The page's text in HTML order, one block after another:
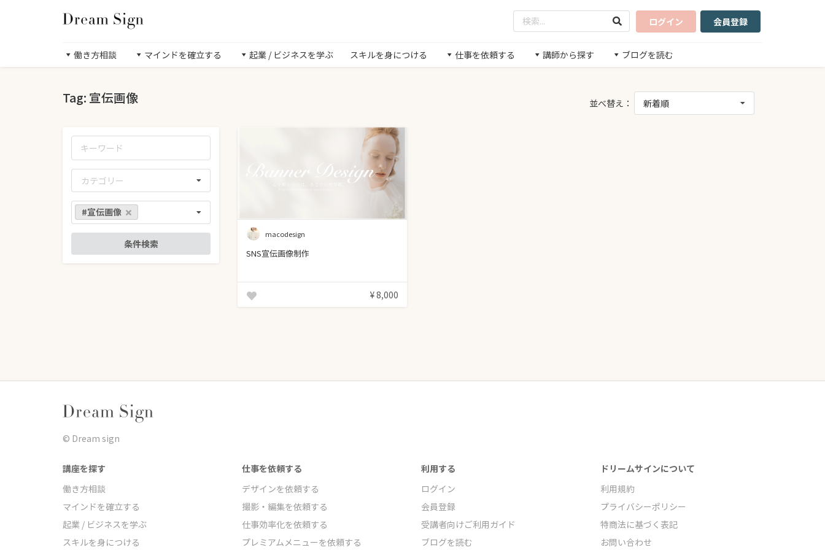
ログイン 会員登録
働き方相談 マインドを確立する 起業 / ビジネスを学ぶ スキルを身につける 仕事を依頼する 講師から探す ブログを読む
Tag: 宣伝画像 並べ替え： 新着順
カテゴリー
#宣伝画像
macodesign
SNS宣伝画像制作
¥ 8,000
©︎ Dream sign
講座を探す
働き方相談
マインドを確立する
起業 / ビジネスを学ぶ
スキルを身につける
仕事を依頼する
デザインを依頼する
撮影・編集を依頼する
仕事効率化を依頼する
プレミアムメニューを依頼する
利用する
ログイン
会員登録
受講者向けご利用ガイド
ブログを読む
ドリームサインについて
利用規約
プライバシーポリシー
特商法に基づく表記
お問い合わせ